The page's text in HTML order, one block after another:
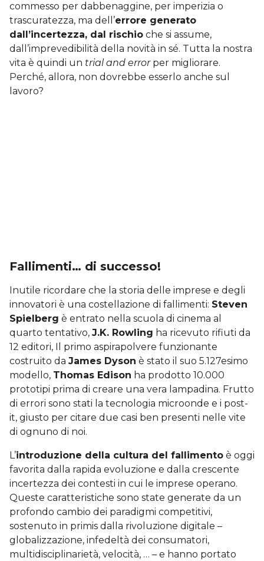
commesso per dabbenaggine, per imperizia o
trascuratezza, ma dell’errore generato
dall’incertezza, dal rischio che si assume,
dall’imprevedibilità della novità in sé. Tutta la nostra
vita è quindi un trial and errorper migliorare.
Perché, allora, non dovrebbe esserlo anche sul
lavoro?
Fallimenti… di successo!
Inutile ricordare che la storia delle imprese e degli
innovatori è una costellazione di fallimenti: Steven
Spielberg è entrato nella scuola di cinema al
quarto tentativo, J.K. Rowling ha ricevuto rifiuti da
12 editori, Il primo aspirapolvere funzionante
costruito da James Dyson è stato il suo 5.127esimo
modello, Thomas Edison ha prodotto 10.000
prototipi prima di creare una vera lampadina. Frutto
di errori sono stati la tecnologia microonde e i post-
it, giusto per citare due casi ben presenti nelle vite
di ognuno di noi.
L’introduzione della cultura del fallimento è oggi
favorita dalla rapida evoluzione e dalla crescente
incertezza dei contesti in cui le imprese operano.
Queste caratteristiche sono state generate da un
profondo cambio dei paradigmi competitivi,
sostenuto in primis dalla rivoluzione digitale –
globalizzazione, infedeltà dei consumatori,
multidisciplinarietà, velocità, … – e hanno portato